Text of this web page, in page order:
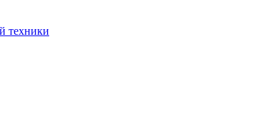
техники